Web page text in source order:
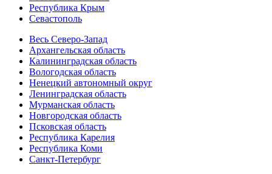
Республика Крым
Севастополь
Весь Северо-Запад
Архангельская область
Калининградская область
Вологодская область
Ненецкий автономный округ
Ленинградская область
Мурманская область
Новгородская область
Псковская область
Республика Карелия
Республика Коми
Санкт-Петербург